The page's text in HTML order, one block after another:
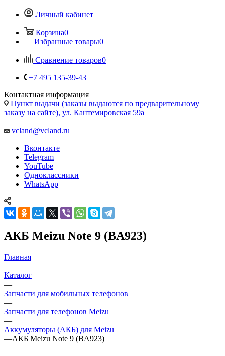
Личный кабинет
Корзина0
Избранные товары0
Сравнение товаров0
+7 495 135-39-43
Контактная информация
Пункт выдачи (заказы выдаются по предварительному
заказу на сайте), ул. Кантемировская 59а
vcland@vcland.ru
Вконтакте
Telegram
YouTube
Одноклассники
WhatsApp
АКБ Meizu Note 9 (BA923)
Главная
—
Каталог
—
Запчасти для мобильных телефонов
—
Запчасти для телефонов Meizu
—
Аккумуляторы (АКБ) для Meizu
—АКБ Meizu Note 9 (BA923)